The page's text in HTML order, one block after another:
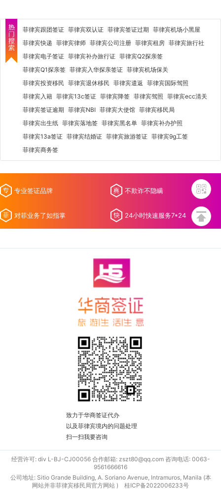
菲律宾跟团签证 菲律宾双认证 菲律宾签证过期 菲律宾机场小黑屋
菲律宾快递 菲律宾律师 菲律宾公司注册 菲律宾租房 菲律宾旅行社
菲律宾电子签证 菲律宾补办旅行证 菲律宾Q2探亲签
菲律宾Q1探亲签 菲律宾入华探亲签证 菲律宾机场保关
菲律宾投资移民 菲律宾退休移民 菲律宾遣返 菲律宾国际驾照
菲律宾入籍 菲律宾13c签证 菲律宾降签 菲律宾驾照 菲律宾ecc清关
菲律宾签证逾期 菲律宾NBI 菲律宾大使馆 菲律宾移民局
菲律宾出生纸 菲律宾落地签 菲律宾黑名单 菲律宾补办护照
菲律宾13a签证 菲律宾结婚证 菲律宾旅游签证 菲律宾9g工签
菲律宾商务签
专业签证品牌 不欺诈不隐瞒
对菲业务了如指掌 24小时快速服务7*24
致力于华商签证代办
以及菲律宾境内的问题处理
扫一扫我要咨询
经营许可: div L-BJ-CJ00056 合作邮箱: zszt80@qq.com 咨询电话: 0063-
9561666616
公司地址: Sitio Grande Building, A. Soriano Avenue, Intramuros, Manila (本
网站并非菲律宾移民局官方网站 ) 桂ICP备2022006233号